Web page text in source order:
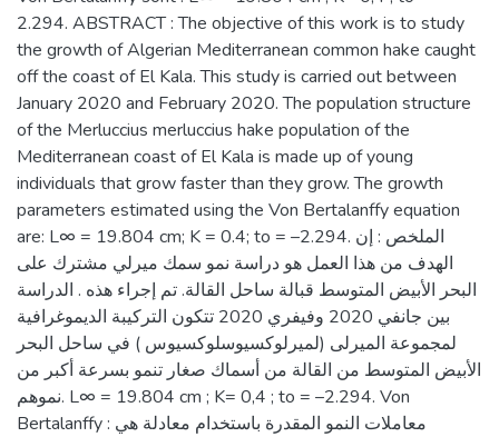
2.294. ABSTRACT : The objective of this work is to study
the growth of Algerian Mediterranean common hake caught
off the coast of El Kala. This study is carried out between
January 2020 and February 2020. The population structure
of the Merluccius merluccius hake population of the
Mediterranean coast of El Kala is made up of young
individuals that grow faster than they grow. The growth
parameters estimated using the Von Bertalanffy equation
are: L∞ = 19.804 cm; K = 0.4; to = –2.294. الملخص : إن
الھدف من ھذا العمل ھو دراسة نمو سمك میرلي مشترك على
البحر الأبیض المتوسط قبالة ساحل القالة. تم إجراء ھذه . الدراسة
بین جانفي 2020 وفیفري 2020 تتكون التركیبة الدیموغرافیة
لمجموعة المیرلى (لمیرلوكسیوسلوكسیوس ) في ساحل البحر
الأبیض المتوسط من القالة من أسماك صغار تنمو بسرعة أكبر من
نموھم. L∞ = 19.804 cm ; K= 0,4 ; to = –2.294. Von
Bertalanffy : معاملات النمو المقدرة باستخدام معادلة ھي